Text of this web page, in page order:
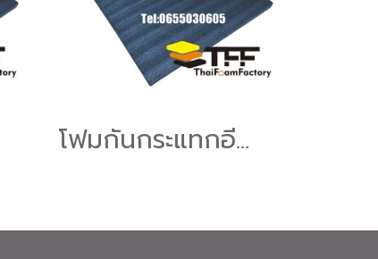
โฟมกันกระแทกอีพีอี (EPE Foam Sheet )โฟมอีพีอีสีดำหนา4ซม.ขนาด100*200ซม.